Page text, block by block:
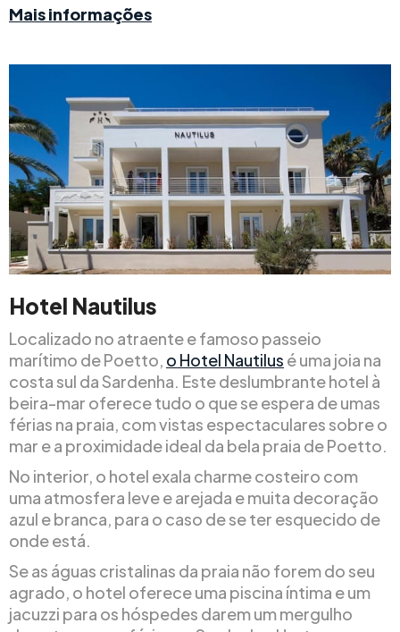
Mais informações
Hotel Nautilus
Localizado no atraente e famoso passeio
marítimo de Poetto, o Hotel Nautilus é uma joia na
costa sul da Sardenha. Este deslumbrante hotel à
beira-mar oferece tudo o que se espera de umas
férias na praia, com vistas espectaculares sobre o
mar e a proximidade ideal da bela praia de Poetto.
No interior, o hotel exala charme costeiro com
uma atmosfera leve e arejada e muita decoração
azul e branca, para o caso de se ter esquecido de
onde está.
Se as águas cristalinas da praia não forem do seu
agrado, o hotel oferece uma piscina íntima e um
jacuzzi para os hóspedes darem um mergulho